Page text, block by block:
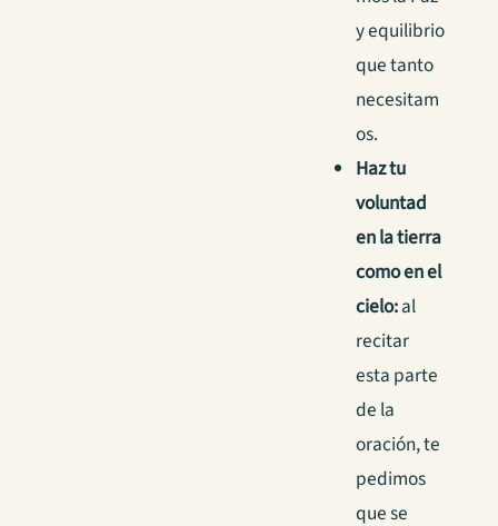
y equilibrio
que tanto
necesitam
os.
Haz tu
voluntad
en la tierra
como en el
cielo:al
recitar
esta parte
de la
oración, te
pedimos
que se